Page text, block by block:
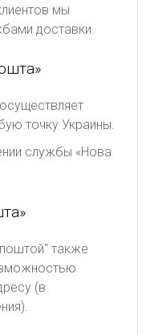
мы
доставки.
точку Украины.
службы «Нова
также
(в